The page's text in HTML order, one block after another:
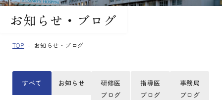
お知らせ・ブログ
TOP お知らせ・ブログ
すべて お知らせ
研修医
ブログ
指導医
ブログ
事務局
ブログ